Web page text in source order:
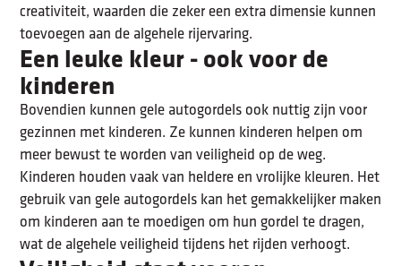
creativiteit, waarden die zeker een extra dimensie kunnen
toevoegen aan de algehele rijervaring.
Een leuke kleur - ook voor de
kinderen
Bovendien kunnen gele autogordels ook nuttig zijn voor
gezinnen met kinderen. Ze kunnen kinderen helpen om
meer bewust te worden van veiligheid op de weg.
Kinderen houden vaak van heldere en vrolijke kleuren. Het
gebruik van gele autogordels kan het gemakkelijker maken
om kinderen aan te moedigen om hun gordel te dragen,
wat de algehele veiligheid tijdens het rijden verhoogt.